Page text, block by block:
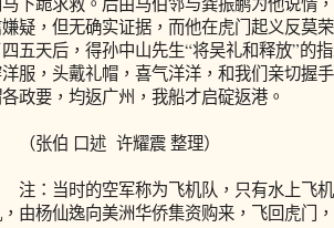
疑，但无确实证据，而他在虎门起义反莫
五天后，得孙中山先生“将吴礼和释放”的
服，头戴礼帽，喜气洋洋，和我们亲切握
政要，均返广州，我船才启碇返港。
张伯 口述 许耀震 整理）
：当时的空军称为飞机队，只有水上飞
由杨仙逸向美洲华侨集资购来，飞回虎门